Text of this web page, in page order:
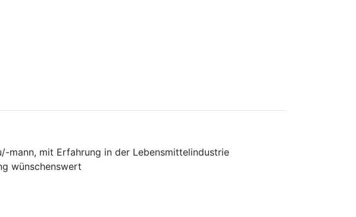
mann, mit Erfahrung in der Lebensmittelindustrie
wünschenswert